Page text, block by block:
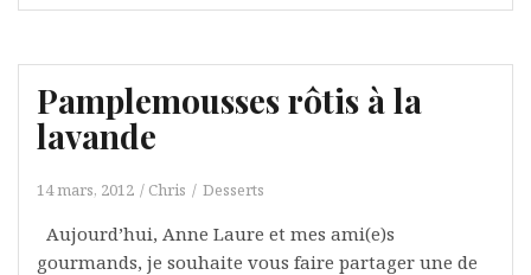
Pamplemousses rôtis à la
lavande
14 mars, 2012 Chris Desserts
Aujourd’hui, Anne Laure et mes ami(e)s
gourmands, je souhaite vous faire partager une de